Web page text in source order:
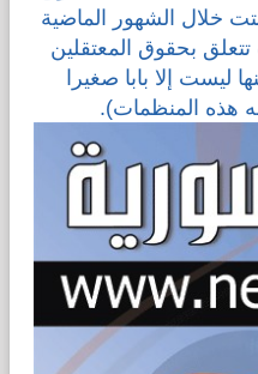
قضايا المعوقين
قضايا الأسرة
مرصد العنف والإعلام
خلال الشهور الماضية
بحقوق المعتقلين
ليست إلا بابا صغيرا
هذه المنظمات).